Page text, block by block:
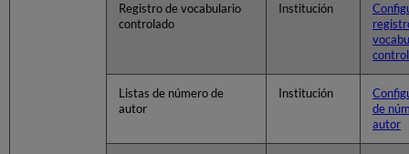
Registro de vocabulario
controlado
Institución
Listas de número de
autor
Institución
de
autor